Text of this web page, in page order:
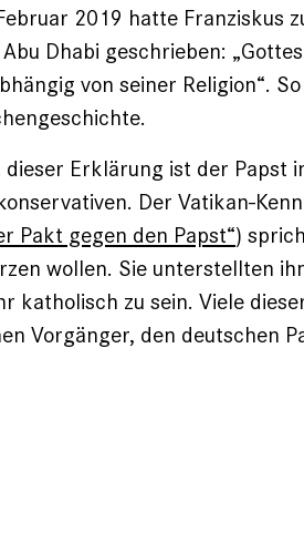
2019 hatte Franziskus
Dhabi geschrieben:
von seiner Religion“.
dieser Erklärung ist der Papst
Der Vatikan-
Pakt gegen den Papst“)
wollen. Sie unterstellten
katholisch zu sein. Viele
Vorgänger, den deutschen